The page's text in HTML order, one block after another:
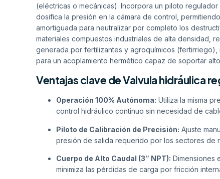
(eléctricas o mecánicas). Incorpora un piloto
dosifica la presión en la cámara de control,
amortiguada para neutralizar por completo los
materiales compuestos industriales de alta densidad,
generada por fertilizantes y agroquímicos
para un acoplamiento hermético capaz de soportar
Ventajas clave de Valvula hidráulica
Operación 100% Autónoma: Utiliza la misma
control hidráulico continuo sin necesidad de
Piloto de Calibración de Precisión: Ajuste
presión de salida requerido por los sectores de
Cuerpo de Alto Caudal (3″ NPT): Dimensiones
minimiza las pérdidas de carga por fricción